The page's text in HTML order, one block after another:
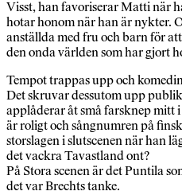
Visst, han favoriserar Matti när
hotar honom när han är nykter.
anställda med fru och barn för
den onda världen som har gjort
Tempot trappas upp och
Det skruvar dessutom upp
applåderar åt små farsknep mitt
är roligt och sångnumren på
storslagen i slutscenen när han
det vackra Tavastland ont?
På Stora scenen är det Puntila
det var Brechts tanke.